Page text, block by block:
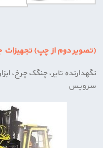
(تصویر دوم از چپ) تجهیزات
نگهدارنده تایر، چنگک چرخ،
سرویس